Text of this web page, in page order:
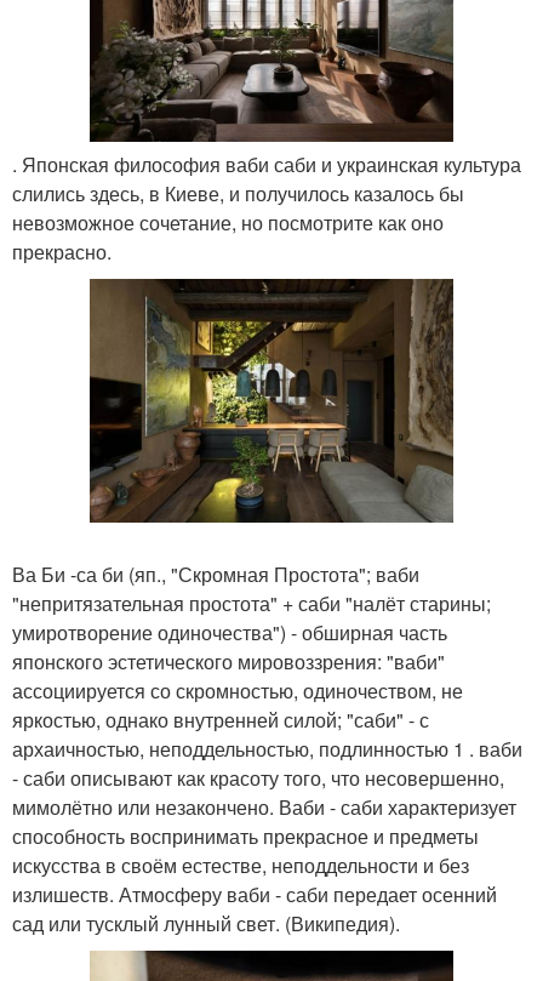
. Японская философия ваби саби и украинская культура
слились здесь, в Киеве, и получилось казалось бы
невозможное сочетание, но посмотрите как оно
прекрасно.
Ва Би -са би (яп., "Скромная Простота"; ваби
"непритязательная простота" + саби "налёт старины;
умиротворение одиночества") - обширная часть
японского эстетического мировоззрения: "ваби"
ассоциируется со скромностью, одиночеством, не
яркостью, однако внутренней силой; "саби" - с
архаичностью, неподдельностью, подлинностью 1 . ваби
- саби описывают как красоту того, что несовершенно,
мимолётно или незакончено. Ваби - саби характеризует
способность воспринимать прекрасное и предметы
искусства в своём естестве, неподдельности и без
излишеств. Атмосферу ваби - саби передает осенний
сад или тусклый лунный свет. (Википедия).